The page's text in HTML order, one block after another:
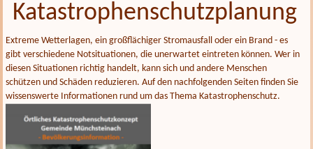
Katastrophenschutzplanung
Extreme Wetterlagen, ein großflächiger Stromausfall oder ein Brand - es
gibt verschiedene Notsituationen, die unerwartet eintreten können. Wer in
diesen Situationen richtig handelt, kann sich und andere Menschen
schützen und Schäden reduzieren. Auf den nachfolgenden Seiten finden Sie
wissenswerte Informationen rund um das Thema Katastrophenschutz.